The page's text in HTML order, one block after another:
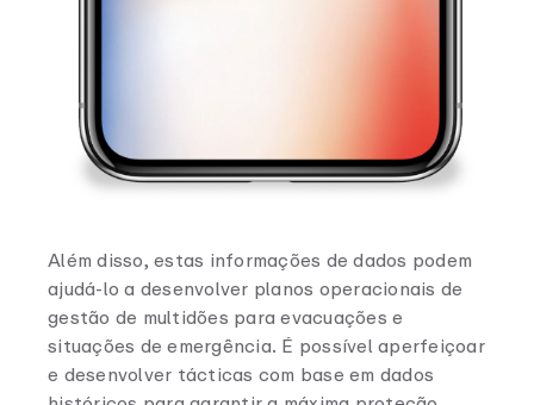
Além disso, estas informações de dados podem
ajudá-lo a desenvolver planos operacionais de
gestão de multidões para evacuações e
situações de emergência. É possível aperfeiçoar
e desenvolver tácticas com base em dados